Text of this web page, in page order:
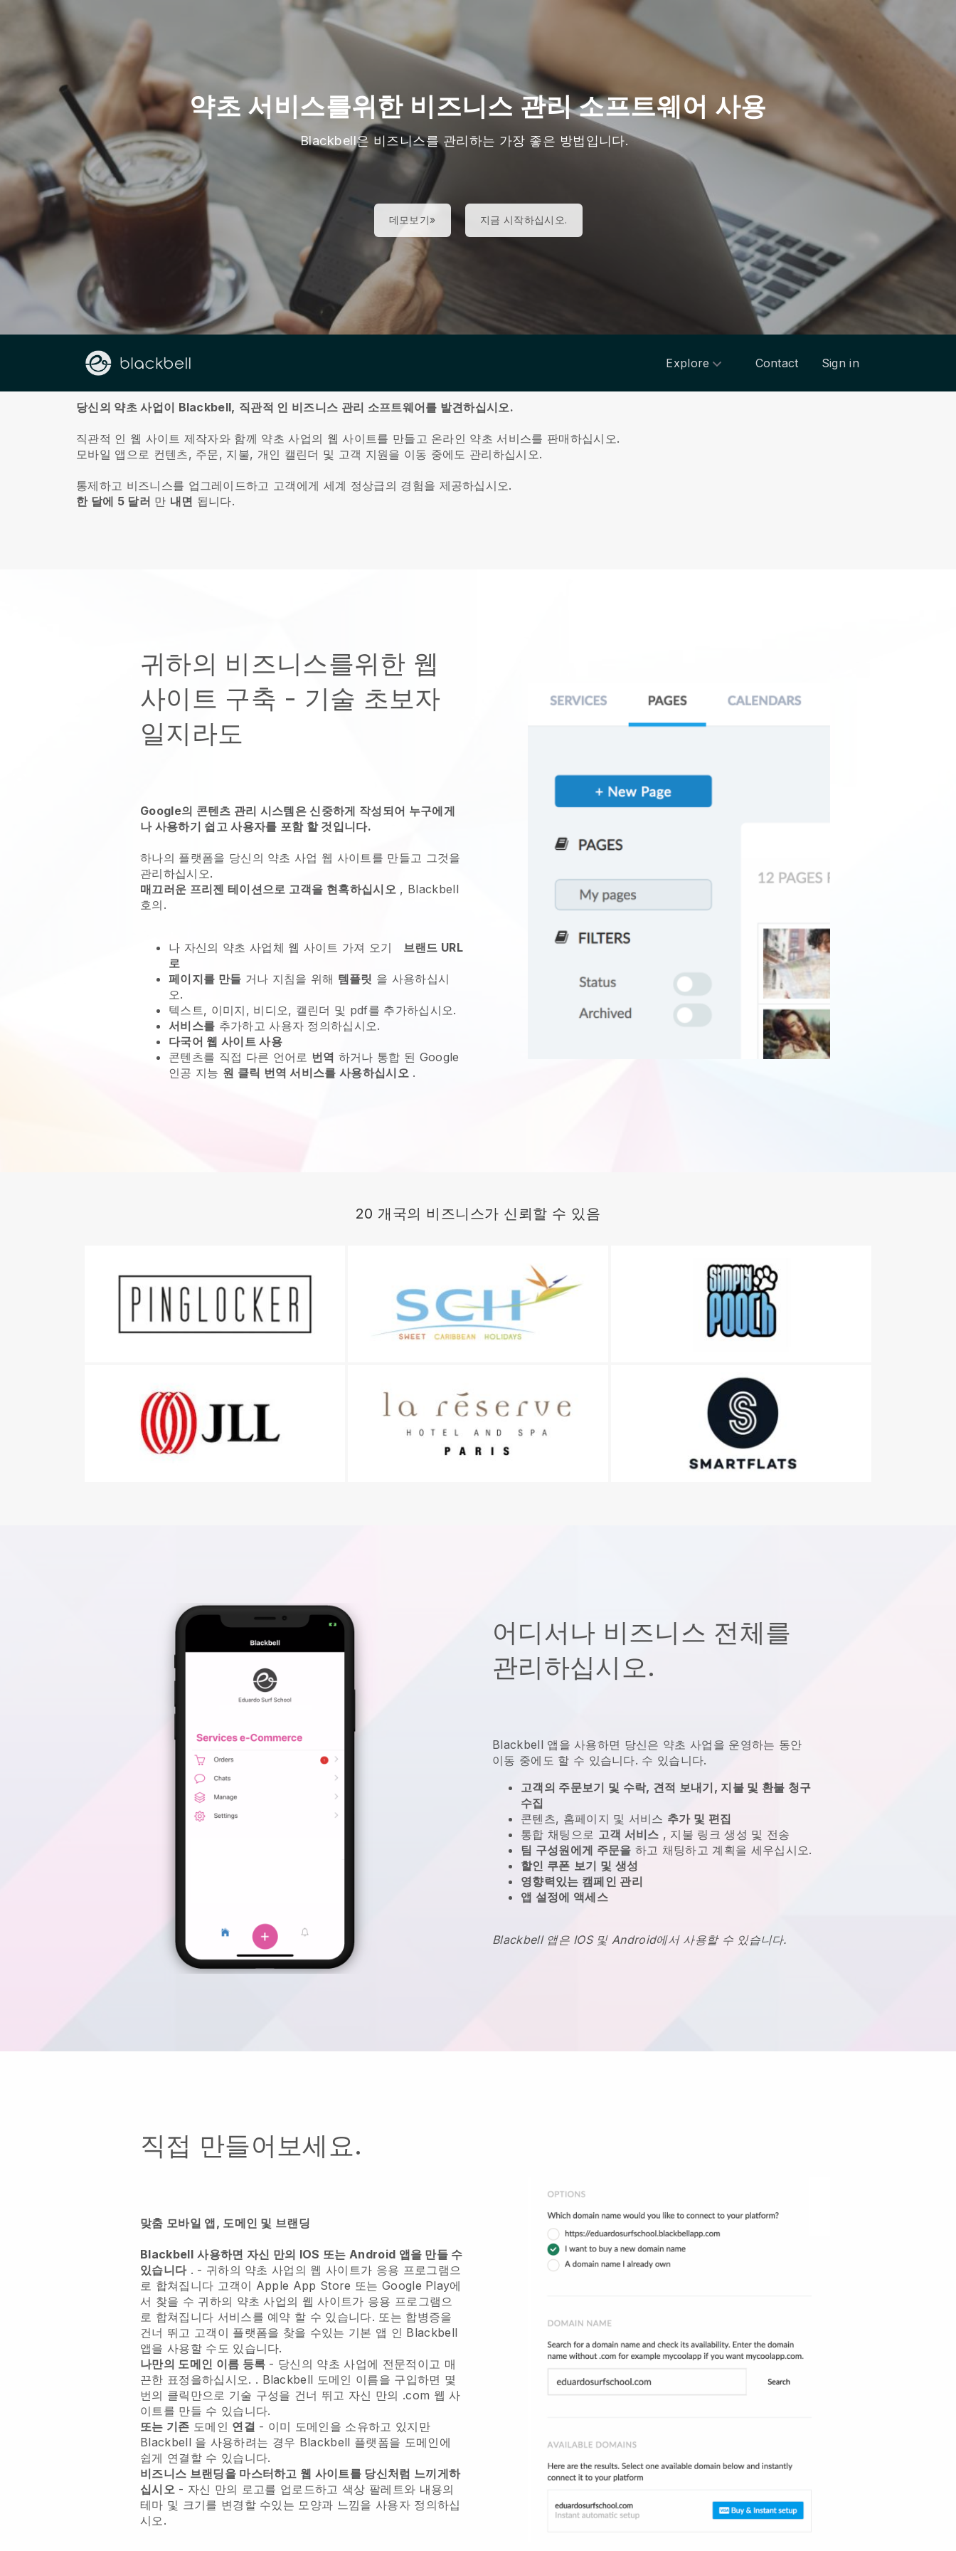
약초 서비스를위한 비즈니스 관리 소프트웨어 사용
Blackbell은 비즈니스를 관리하는 가장 좋은 방법입니다.
데모보기» 지금 시작하십시오.
Explore Contact Sign in
회사 소개
당신의 약초 사업이 Blackbell, 직관적 인 비즈니스 관리 소프트웨어를 발견하십시오.
직관적 인 웹 사이트 제작자와 함께 약초 사업의 웹 사이트를 만들고 온라인 약초 서비스를 판매하십시오.
모바일 앱으로 컨텐츠, 주문, 지불, 개인 캘린더 및 고객 지원을 이동 중에도 관리하십시오.
통제하고 비즈니스를 업그레이드하고 고객에게 세계 정상급의 경험을 제공하십시오.
한 달에 5 달러 만 내면 됩니다.
귀하의 비즈니스를위한 웹
사이트 구축 - 기술 초보자
일지라도
Google의 콘텐츠 관리 시스템은 신중하게 작성되어 누구에게
나 사용하기 쉽고 사용자를 포함 할 것입니다.
하나의 플랫폼을 당신의 약초 사업 웹 사이트를 만들고 그것을
관리하십시오.
매끄러운 프리젠 테이션으로 고객을 현혹하십시오 , Blackbell
호의.
나 자신의 약초 사업체 웹 사이트 가져 오기
브랜드 URL
로
페이지를 만들 거나 지침을 위해 템플릿 을 사용하십시
오.
텍스트, 이미지, 비디오, 캘린더 및 pdf를 추가하십시오.
서비스를 추가하고 사용자 정의하십시오.
다국어 웹 사이트 사용
콘텐츠를 직접 다른 언어로 번역 하거나 통합 된 Google
인공 지능 원 클릭 번역 서비스를 사용하십시오 .
20 개국의 비즈니스가 신뢰할 수 있음
어디서나 비즈니스 전체를
관리하십시오.
Blackbell 앱을 사용하면 당신은 약초 사업을 운영하는 동안
이동 중에도 할 수 있습니다. 수 있습니다.
고객의 주문보기 및 수락, 견적 보내기, 지불 및 환불 청구
수집
콘텐츠, 홈페이지 및 서비스 추가 및 편집
통합 채팅으로 고객 서비스 , 지불 링크 생성 및 전송
팀 구성원에게 주문을 하고 채팅하고 계획을 세우십시오.
할인 쿠폰 보기 및 생성
영향력있는 캠페인 관리
앱 설정에 액세스
Blackbell 앱은 IOS 및 Android에서 사용할 수 있습니다.
직접 만들어보세요.
맞춤 모바일 앱, 도메인 및 브랜딩
Blackbell 사용하면 자신 만의 IOS 또는 Android 앱을 만들 수
있습니다. - 귀하의 약초 사업의 웹 사이트가 응용 프로그램으
로 합쳐집니다 고객이 Apple App Store 또는 Google Play에
서 찾을 수 귀하의 약초 사업의 웹 사이트가 응용 프로그램으
로 합쳐집니다 서비스를 예약 할 수 있습니다. 또는 합병증을
건너 뛰고 고객이 플랫폼을 찾을 수있는 기본 앱 인 Blackbell
앱을 사용할 수도 있습니다.
나만의 도메인 이름 등록 - 당신의 약초 사업에 전문적이고 매
끈한 표정을하십시오. . Blackbell 도메인 이름을 구입하면 몇
번의 클릭만으로 기술 구성을 건너 뛰고 자신 만의 .com 웹 사
이트를 만들 수 있습니다.
또는 기존 도메인 연결 - 이미 도메인을 소유하고 있지만
Blackbell 을 사용하려는 경우 Blackbell 플랫폼을 도메인에
쉽게 연결할 수 있습니다.
비즈니스 브랜딩을 마스터하고 웹 사이트를 당신처럼 느끼게하
십시오- 자신 만의 로고를 업로드하고 색상 팔레트와 내용의
테마 및 크기를 변경할 수있는 모양과 느낌을 사용자 정의하십
시오.